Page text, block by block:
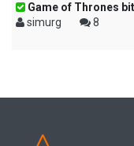
Game of Thrones
simurg
8